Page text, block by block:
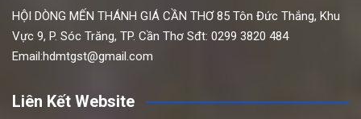
HỘI DÒNG MẾN THÁNH GIÁ CẦN THƠ 85 Tôn Đức Thắng, Khu
Vực 9, P. Sóc Trăng, TP. Cần Thơ Sđt: 0299 3820 484
Email:hdmtgst@gmail.com
Liên Kết Website